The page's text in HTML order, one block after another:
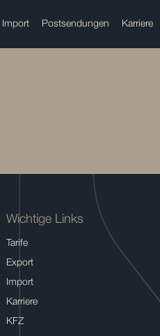
Import Postsendungen Karriere
Wichtige Links
Tarife
Export
Import
Karriere
KFZ